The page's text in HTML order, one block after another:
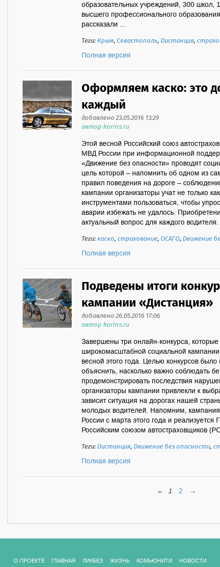
образовательных учреждений, 300 школ,
высшего профессионального
рассказали ...
Теги:Крым,Севастополь, Дистанция,
Полная версия
Оформляем каско: это
каждый
добавлено 23.05.2016 13:29
автор korins.ru
Этой весной Российский союз
МВД России при информационной
«Движение без опасности» проводят
цель которой – напомнить об одном из
правил поведения на дороге –
кампании организаторы учат не только
инструментами пользоваться, чтобы
аварии избежать не удалось.
актуальный вопрос для каждого
Теги:каско,страхование,ОСАГО, Движение
Полная версия
Подведены итоги
кампании «Дистанция»
добавлено 26.05.2016 17:06
автор korins.ru
Завершены три онлайн-конкурса,
широкомасштабной социальной
весной этого года. Целью конкурсов
объяснить, насколько важно соблюдать
продемонстрировать последствия
организаторы кампании привлекли к
зависит ситуация на дорогах нашей
молодых водителей. Напомним,
России с марта этого года и
Российским союзом автостраховщиков
Теги:Дистанция, Движение без опасности,
Полная версия
← 1 2 →
О ПРОЕКТЕ ГЛАВНАЯ ЛИКБЕЗ ЖИЗНЬ КОМЬЮНИТИ
НОВОСТИ